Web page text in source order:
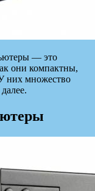
— это
они компактны,
них множество